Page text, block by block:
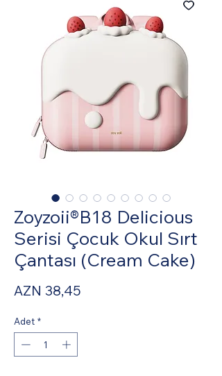
Zoyzoii®B18 Delicious
Serisi Çocuk Okul Sırt
Çantası (Cream Cake)
AZN 38,45
Adet *